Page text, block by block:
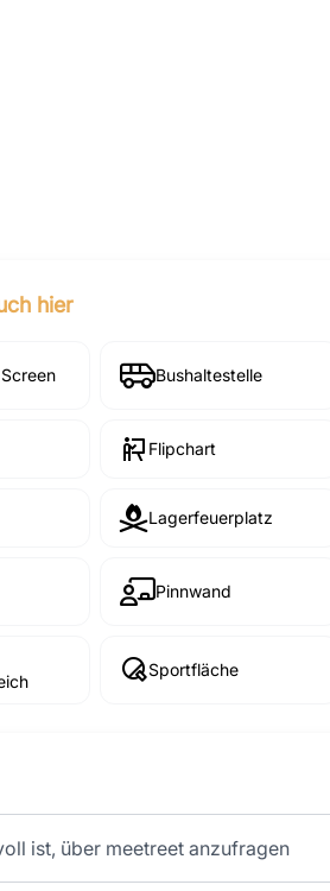
hier
Bushaltestelle
Flipchart
Lagerfeuerplatz
Pinnwand
Sportfläche
ist, über meetreet anzufragen